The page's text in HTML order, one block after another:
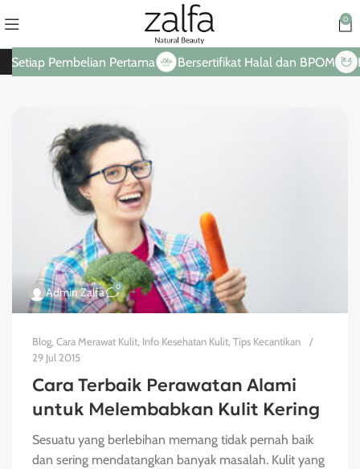
0
Pembelian Pertama Bersertifikat Halal dan BPOM
Admin Zalfa 0
Blog, Cara Merawat Kulit, Info Kesehatan Kulit, Tips Kecantikan
29 Jul 2015
Cara Terbaik Perawatan Alami
untuk Melembabkan Kulit Kering
Sesuatu yang berlebihan memang tidak pernah baik
dan sering mendatangkan banyak masalah. Kulit yang